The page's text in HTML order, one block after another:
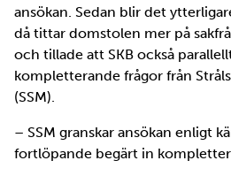
ansökan. Sedan blir det
då tittar domstolen mer på
och tillade att SKB också
kompletterande frågor från
(SSM).
– SSM granskar ansökan enligt
fortlöpande begärt in